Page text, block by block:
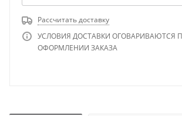
Рассчитать доставку
УСЛОВИЯ ДОСТАВКИ ОГОВАРИВАЮТСЯ
ОФОРМЛЕНИИ ЗАКАЗА